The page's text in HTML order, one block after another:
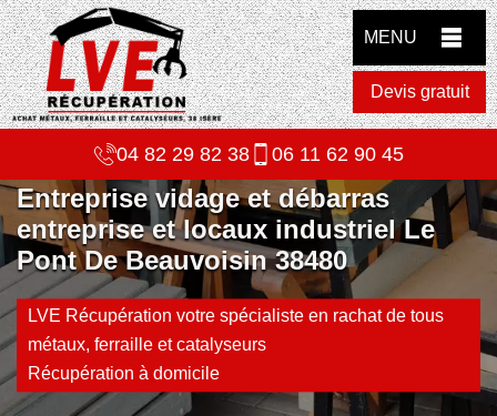
MENU
Devis gratuit
04 82 29 82 38 06 11 62 90 45
Entreprise vidage et débarras
entreprise et locaux industriel Le
Pont De Beauvoisin 38480
LVE Récupération votre spécialiste en rachat de tous
métaux, ferraille et catalyseurs
Récupération à domicile